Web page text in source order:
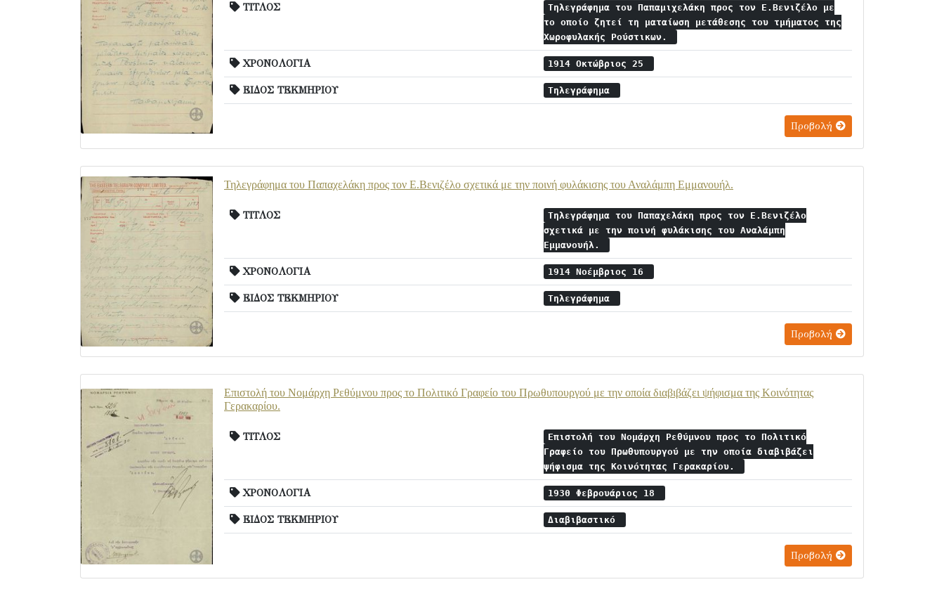
ΤΙΤΛΟΣ
Τηλεγράφημα του Παπαμιχελάκη προς τον Ε.Βενιζέλο με
το οποίο ζητεί τη ματαίωση μετάθεσης του τμήματος της
Χωροφυλακής Ρούστικων.
ΧΡΟΝΟΛΟΓΙΑ 1914 Οκτώβριος 25
ΕΙΔΟΣ ΤΕΚΜΗΡΙΟΥ Τηλεγράφημα
Προβολή
Τηλεγράφημα του Παπαχελάκη προς τον Ε.Βενιζέλο σχετικά με την ποινή φυλάκισης του Αναλάμπη Εμμανουήλ.
ΤΙΤΛΟΣ
Τηλεγράφημα του Παπαχελάκη προς τον Ε.Βενιζέλο
σχετικά με την ποινή φυλάκισης του Αναλάμπη
Εμμανουήλ.
ΧΡΟΝΟΛΟΓΙΑ 1914 Νοέμβριος 16
ΕΙΔΟΣ ΤΕΚΜΗΡΙΟΥ Τηλεγράφημα
Προβολή
Επιστολή του Νομάρχη Ρεθύμνου προς το Πολιτικό Γραφείο του Πρωθυπουργού με την οποία διαβιβάζει ψήφισμα της Κοινότητας
Γερακαρίου.
ΤΙΤΛΟΣ
Επιστολή του Νομάρχη Ρεθύμνου προς το Πολιτικό
Γραφείο του Πρωθυπουργού με την οποία διαβιβάζει
ψήφισμα της Κοινότητας Γερακαρίου.
ΧΡΟΝΟΛΟΓΙΑ 1930 Φεβρουάριος 18
ΕΙΔΟΣ ΤΕΚΜΗΡΙΟΥ Διαβιβαστικό
Προβολή